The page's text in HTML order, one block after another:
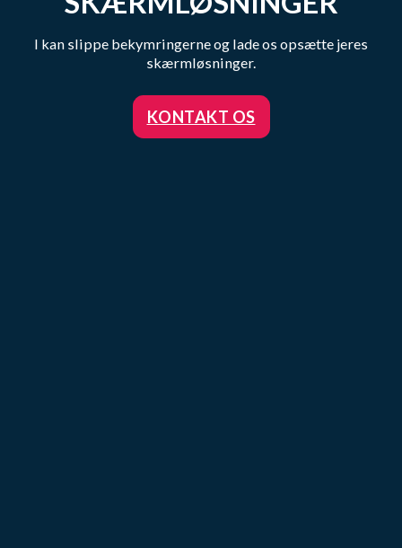
I kan slippe bekymringerne og lade os opsætte jeres
skærmløsninger.
KONTAKT OS